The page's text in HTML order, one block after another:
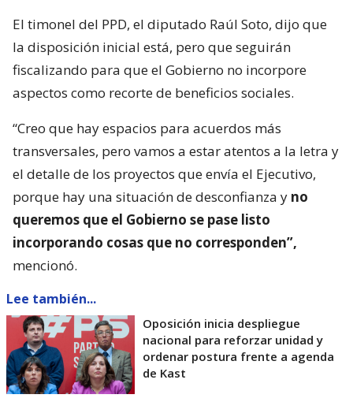
El timonel del PPD, el diputado Raúl Soto, dijo que
la disposición inicial está, pero que seguirán
fiscalizando para que el Gobierno no incorpore
aspectos como recorte de beneficios sociales.
“Creo que hay espacios para acuerdos más
transversales, pero vamos a estar atentos a la letra y
el detalle de los proyectos que envía el Ejecutivo,
porque hay una situación de desconfianza y no
queremos que el Gobierno se pase listo
incorporando cosas que no corresponden”,
mencionó.
Lee también...
Oposición inicia despliegue
nacional para reforzar unidad y
ordenar postura frente a agenda
de Kast